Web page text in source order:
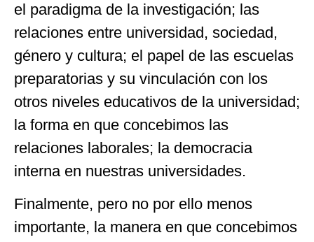
el paradigma de la investigación; las
relaciones entre universidad, sociedad,
género y cultura; el papel de las escuelas
preparatorias y su vinculación con los
otros niveles educativos de la universidad;
la forma en que concebimos las
relaciones laborales; la democracia
interna en nuestras universidades.
Finalmente, pero no por ello menos
importante, la manera en que concebimos